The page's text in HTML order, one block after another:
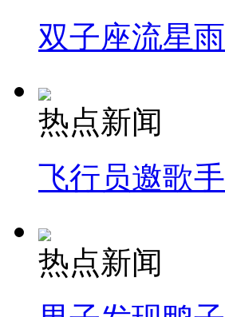
双子座流星
热点新闻
飞行员邀歌
热点新闻